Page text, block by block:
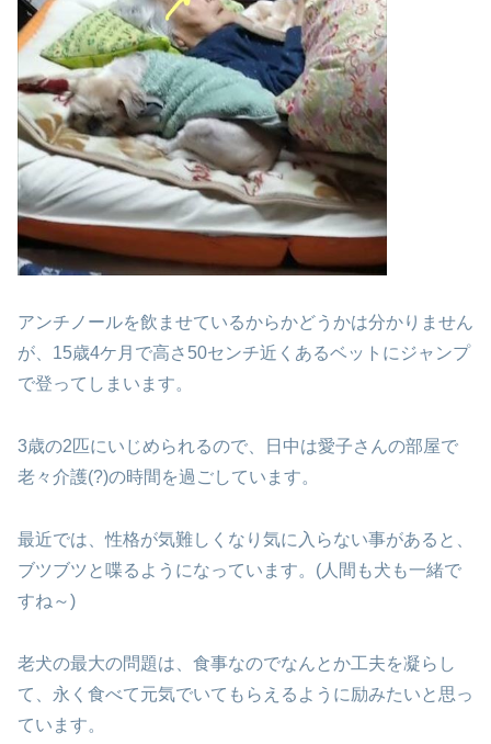
アンチノールを飲ませているからかどうかは分かりません
が、15歳4ケ月で高さ50センチ近くあるベットにジャンプ
で登ってしまいます。
3歳の2匹にいじめられるので、日中は愛子さんの部屋で
老々介護(?)の時間を過ごしています。
最近では、性格が気難しくなり 気に入らない事があると、
ブツブツと喋るようになっています。(人間も犬も一緒で
すね～)
老犬の最大の問題は、食事なのでなんとか工夫を凝らし
て、永く食べて元気でいてもらえるように励みたいと思っ
ています。